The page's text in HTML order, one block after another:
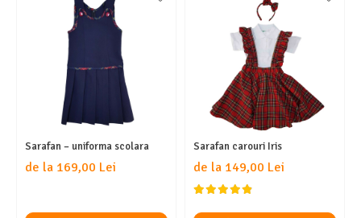
Sarafan – uniforma scolara
de la 169,00 Lei
Sarafan carouri Iris
de la 149,00 Lei